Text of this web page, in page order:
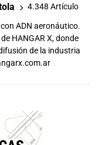
4.348 Artículo
ADN aeronáutico.
HANGAR X, donde
de la industria